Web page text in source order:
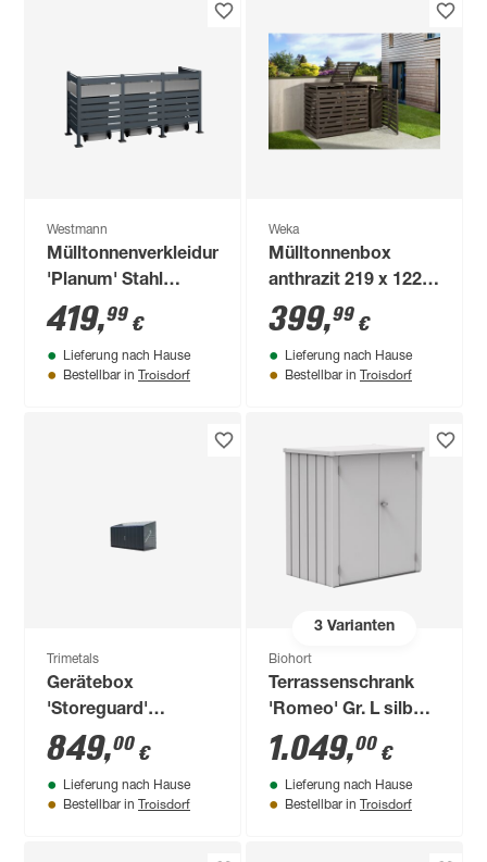
Westmann
Mülltonnenverkleidung
'Planum' Stahl
anthrazit 250 x 90 x
120 cm
419,99 €
Lieferung nach Hause
Bestellbar in Troisdorf
Weka
Mülltonnenbox
anthrazit 219 x 122 x
92 cm
399,99 €
Lieferung nach Hause
Bestellbar in Troisdorf
Trimetals
Gerätebox
'Storeguard'
anthrazit Metall 88 x
194 x 112 cm
849,00 €
Lieferung nach Hause
Bestellbar in Troisdorf
3Varianten
Biohort
Terrassenschrank
'Romeo' Gr. L silber-
metallic 132 x 140 x
87 cm
1.049,00 €
Lieferung nach Hause
Bestellbar in Troisdorf